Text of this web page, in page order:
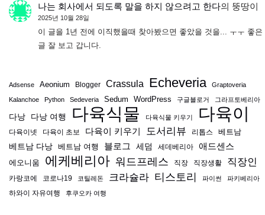
나는 회사에서 되도록 말을 하지 않으려고 한다의 뚱땅이
2025년 10월 28일
이 글을 1년 전에 이직했을때 찾아봤으면 좋았을 것을... ㅜㅜ 좋은
글 잘 보고 갑니다.
Adsense Aeonium Blogger Crassula Echeveria Graptoveria
Kalanchoe Python Sedeveria Sedum WordPress 구글블로거 그라프토베리아
다낭 다낭 여행 다육식물 다육식물 키우기 다육이
다육이넷 다육이 초보 다육이 키우기 도서리뷰 리톱스
베트남
베트남 다낭 베트남 여행 블로그 세덤 세데베리아 애드센스
에오니움 에케베리아 워드프레스 직장 직장생활 직장인
카랑코에 코로나19 코틸레돈 크라슐라 티스토리 파이썬 파키베리아
하와이 자유여행 후쿠오카 여행